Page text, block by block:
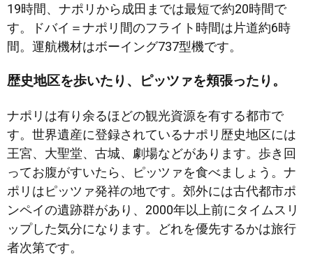
19時間、ナポリから成田までは最短で約20時間で
す。ドバイ＝ナポリ間のフライト時間は片道約6時
間。運航機材はボーイング737型機です。
歴史地区を歩いたり、ピッツァを頬張ったり。
ナポリは有り余るほどの観光資源を有する都市で
す。世界遺産に登録されているナポリ歴史地区には
王宮、大聖堂、古城、劇場などがあります。歩き回
ってお腹がすいたら、ピッツァを食べましょう。ナ
ポリはピッツァ発祥の地です。郊外には古代都市ポ
ンペイの遺跡群があり、2000年以上前にタイムスリ
ップした気分になります。どれを優先するかは旅行
者次第です。